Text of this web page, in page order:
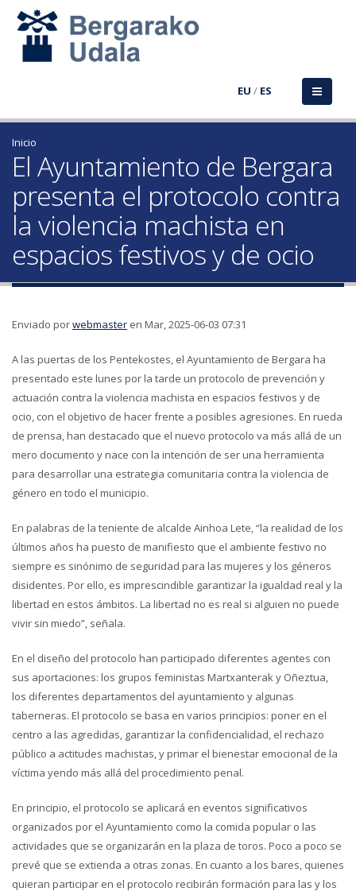
EU / ES
Inicio
El Ayuntamiento de Bergara
presenta el protocolo contra
la violencia machista en
espacios festivos y de ocio
Enviado porwebmaster en Mar, 2025-06-03 07:31
A las puertas de los Pentekostes, el Ayuntamiento de Bergara ha
presentado este lunes por la tarde un protocolo de prevención y
actuación contra la violencia machista en espacios festivos y de
ocio, con el objetivo de hacer frente a posibles agresiones. En rueda
de prensa, han destacado que el nuevo protocolo va más allá de un
mero documento y nace con la intención de ser una herramienta
para desarrollar una estrategia comunitaria contra la violencia de
género en todo el municipio.
En palabras de la teniente de alcalde Ainhoa Lete, “la realidad de los
últimos años ha puesto de manifiesto que el ambiente festivo no
siempre es sinónimo de seguridad para las mujeres y los géneros
disidentes. Por ello, es imprescindible garantizar la igualdad real y la
libertad en estos ámbitos. La libertad no es real si alguien no puede
vivir sin miedo”, señala.
En el diseño del protocolo han participado diferentes agentes con
sus aportaciones: los grupos feministas Martxanterak y Oñeztua,
los diferentes departamentos del ayuntamiento y algunas
taberneras. El protocolo se basa en varios principios: poner en el
centro a las agredidas, garantizar la confidencialidad, el rechazo
público a actitudes machistas, y primar el bienestar emocional de la
víctima yendo más allá del procedimiento penal.
En principio, el protocolo se aplicará en eventos significativos
organizados por el Ayuntamiento como la comida popular o las
actividades que se organizarán en la plaza de toros. Poco a poco se
prevé que se extienda a otras zonas. En cuanto a los bares, quienes
quieran participar en el protocolo recibirán formación para las y los